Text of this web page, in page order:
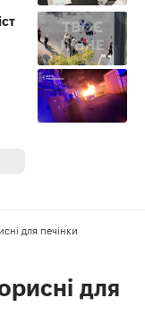
для печінки
для